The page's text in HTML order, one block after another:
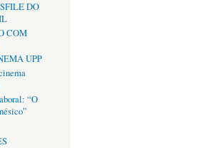
DO
COM
UPP
“O